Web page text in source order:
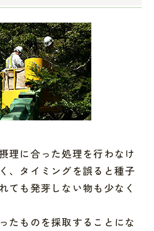
理に合った処理を行わなけ
、タイミングを誤ると種子
ても発芽しない物も少なく
たものを採取することにな